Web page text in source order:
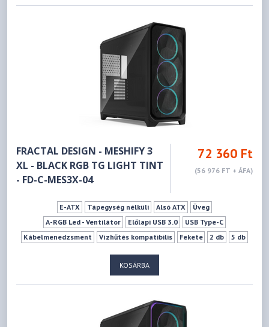
FRACTAL DESIGN - MESHIFY 3
XL - BLACK RGB TG LIGHT TINT
- FD-C-MES3X-04
72 360 Ft
(56 976 FT + ÁFA)
E-ATX Tápegység nélküli Alsó ATX
Üveg
A-RGB Led - Ventilátor
Előlapi USB 3.0
USB Type-C
Kábelmenedzsment
Vízhűtés kompatibilis Fekete 2 db
5 db
KOSÁRBA